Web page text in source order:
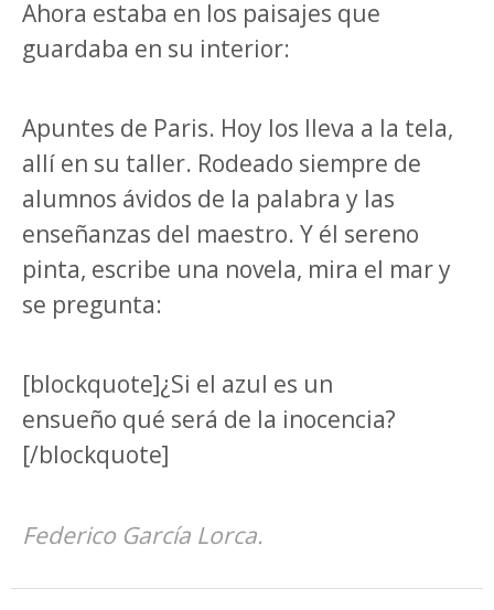
Ahora estaba en los paisajes que
guardaba en su interior:
Apuntes de Paris. Hoy los lleva a la tela,
allí en su taller. Rodeado siempre de
alumnos ávidos de la palabra y las
enseñanzas del maestro. Y él sereno
pinta, escribe una novela, mira el mar y
se pregunta:
[blockquote]¿Si el azul es un
ensueño qué será de la inocencia?
[/blockquote]
Federico García Lorca.